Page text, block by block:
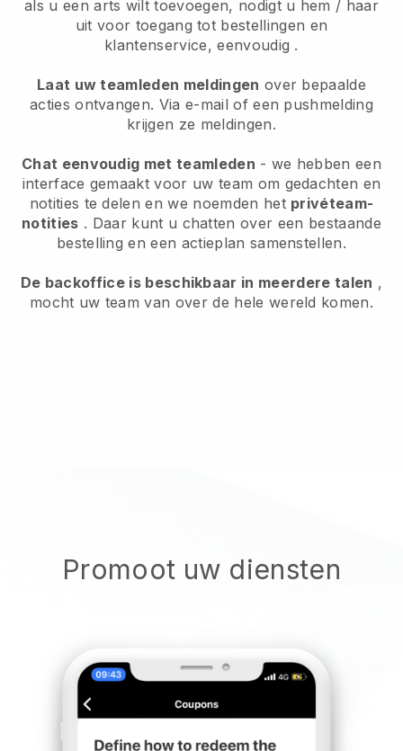
als u een arts wilt toevoegen, nodigt u hem / haar
uit voor toegang tot bestellingen en
klantenservice, eenvoudig .
Laat uw teamleden meldingen over bepaalde
acties ontvangen. Via e-mail of een pushmelding
krijgen ze meldingen.
Chat eenvoudig met teamleden - we hebben een
interface gemaakt voor uw team om gedachten en
notities te delen en we noemden het privéteam-
notities . Daar kunt u chatten over een bestaande
bestelling en een actieplan samenstellen.
De backoffice is beschikbaar in meerdere talen ,
mocht uw team van over de hele wereld komen.
Promoot uw diensten